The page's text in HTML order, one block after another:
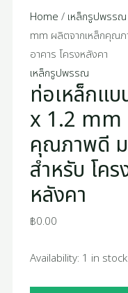
Home / เหล็กรูปพรรณ
mm ผลิตจากเหล็กคุณภ
อาคาร โครงหลังคา
เหล็กรูปพรรณ
ท่อเหล็กแ
x 1.2 mm
คุณภาพดี ม
สำหรับ โคร
หลังคา
฿0.00
Availability: 1 in stock
ดี
มาตรฐาน
โรงงาน
สำหรับ
โครงสร้าง
อาคาร
โครง
หลังคา
quantity
โรงงาน
สำหรับ
โครงสร้าง
อาคาร
โครง
หลังคา
quantity